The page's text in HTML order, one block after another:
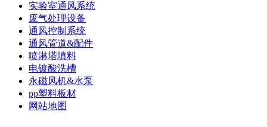
实验室通风系统
废气处理设备
通风控制系统
通风管道&配件
喷淋塔填料
电镀酸洗槽
永磁风机&水泵
pp塑料板材
网站地图